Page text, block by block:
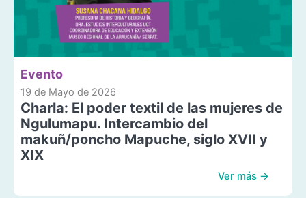
Evento
19 de Mayo de 2026
Charla: El poder textil de las mujeres de
Ngulumapu. Intercambio del
makuñ/poncho Mapuche, siglo XVII y
XIX
Ver más →